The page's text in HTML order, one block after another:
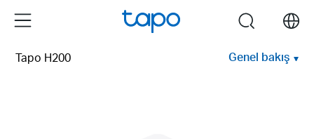
Menu search
Tapo H200 Genel bakış